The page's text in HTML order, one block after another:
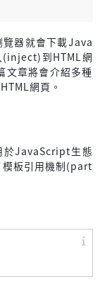
覽器就會下載Java
(inject)到HTML網
文章將會介紹多種
網頁。
於JavaScript生態
模板引用機制(part